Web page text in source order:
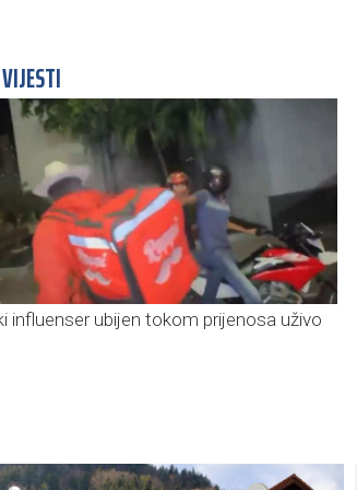
influenser ubijen tokom prijenosa uživo